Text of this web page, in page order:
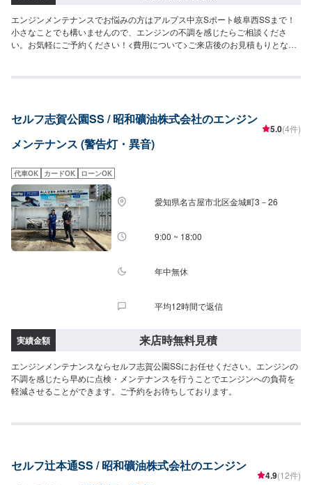
エンジンメンテナンスでお悩みの方はアルプス中京Sポート岐阜西SSまで！
小さなことでも構いませんので、エンジンの不調を感じたらご相談くださ
い。お気軽にご予約ください！<費用について>ご来店後のお見積もりとなり
セルフ志賀公園SS / 昭和礦油株式会社のエンジン
メンテナンス (警告灯・異音)
5.0(4件)
代車OK カードOK ローンOK
愛知県名古屋市北区金城町3－26
9:00 ~ 18:00
年中無休
平均12時間で返信
実績金額 来店時無料見積
エンジンメンテナンスならセルフ志賀公園SSにお任せください。エンジンの
不調を感じたら早めに点検・メンテナンスを行うことでエンジンへの負荷を
軽減させることができます。ご予約をお待ちしております。
セルフ辻本通SS / 昭和礦油株式会社のエンジン
4.9(12件)